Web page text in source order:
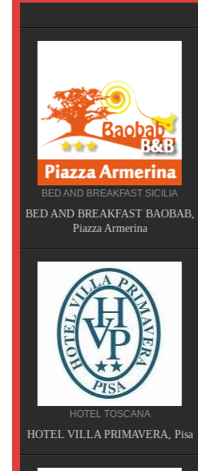
SERVIZI WEB TOSCANA
JOLLY PARTNER, Pisa
RISTORAZIONE TOSCANA
RISTORANTE L'ISOLA CHE NON
C'ERA, Lucca